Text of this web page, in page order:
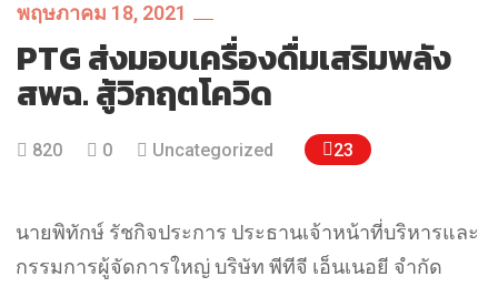
พฤษภาคม 18, 2021
PTG ส่งมอบเครื่องดื่มเสริมพลัง
สพฉ. สู้วิกฤตโควิด
820 0 Uncategorized 23
นายพิทักษ์ รัชกิจประการ ประธานเจ้าหน้าที่บริหารและ
กรรมการผู้จัดการใหญ่ บริษัท พีทีจี เอ็นเนอยี จำกัด